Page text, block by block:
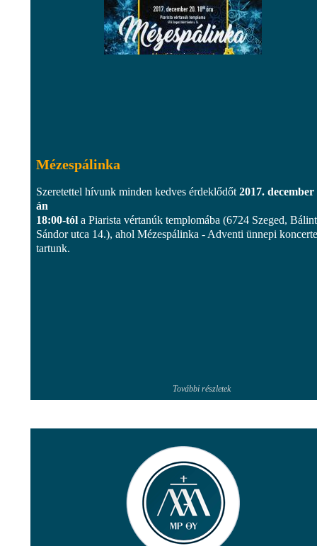
Mézespálinka
Szeretettel hívunk minden kedves érdeklődőt 2017. december
án
18:00-tól a Piarista vértanúk templomába (6724 Szeged, Bálint
Sándor utca 14.), ahol Mézespálinka - Adventi ünnepi
tartunk.
További részletek